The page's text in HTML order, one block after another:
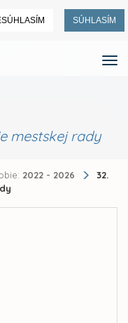
SÚHLASÍM
mestskej rady
2022 - 2026
32.